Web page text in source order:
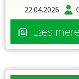
22.04.2026
Læs mere